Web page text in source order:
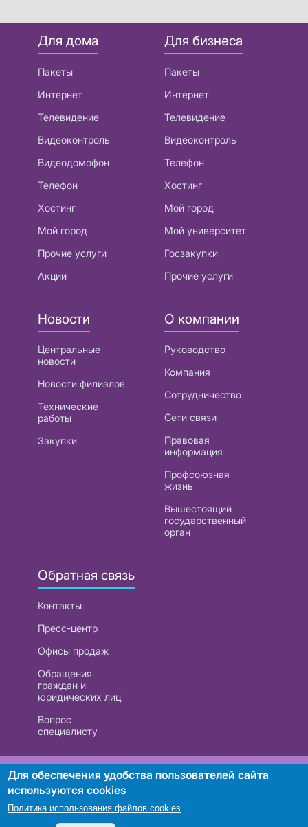
Для дома
Пакеты
Интернет
Телевидение
Видеоконтроль
Видеодомофон
Телефон
Хостинг
Мой город
Прочие услуги
Акции
Для бизнеса
Пакеты
Интернет
Телевидение
Видеоконтроль
Телефон
Хостинг
Мой город
Мой университет
Госзакупки
Прочие услуги
Новости
Центральные
новости
Новости филиалов
Технические
работы
Закупки
О компании
Руководство
Компания
Сотрудничество
Сети связи
Правовая
информация
Профсоюзная
жизнь
Вышестоящий
государственный
орган
Обратная связь
Контакты
Пресс-центр
Офисы продаж
Обращения
граждан и
юридических лиц
Вопрос
специалисту
РУП «Белтелеком». УНП 101007741
Для обеспечения удобства пользователей сайта
используются cookies
Политика использования файлов cookies